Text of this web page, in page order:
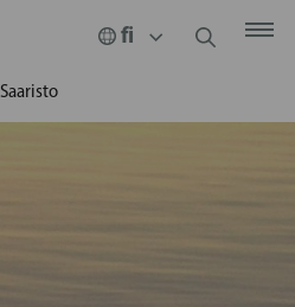
Saaristo